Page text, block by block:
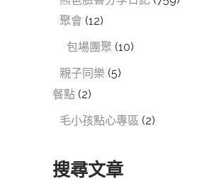
聚會 (12)
包場團聚 (10)
親子同樂 (5)
餐點 (2)
毛小孩點心專區 (2)
搜尋文章